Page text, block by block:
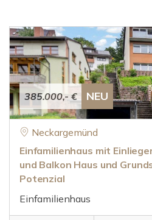
385.000,- € NEU
Neckargemünd
Einfamilienhaus mit
und Balkon Haus und
Potenzial
Einfamilienhaus